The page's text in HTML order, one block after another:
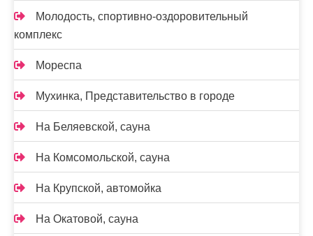
Молодость, спортивно-оздоровительный
комплекс
Мореспа
Мухинка, Представительство в городе
На Беляевской, сауна
На Комсомольской, сауна
На Крупской, автомойка
На Окатовой, сауна